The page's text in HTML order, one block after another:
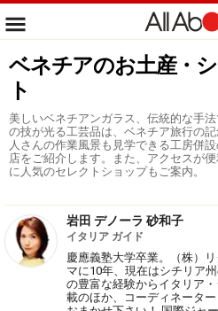
ベネチアのお土産・
ト
美しいベネチアンガラス、伝統的な手
の技が光る工芸品は、ベネチア旅行の
人さんの作業風景も見学できる工房併
店をご紹介します。また、アクセスが
に人気のセレクトショップもご案内。
岩田 デノーラ 砂和子
イタリア ガイド
慶應義塾大学卒業。（株）
マに10年、現在はシチリア
の豊富な経験からイタリア
載のほか、コーディネータ